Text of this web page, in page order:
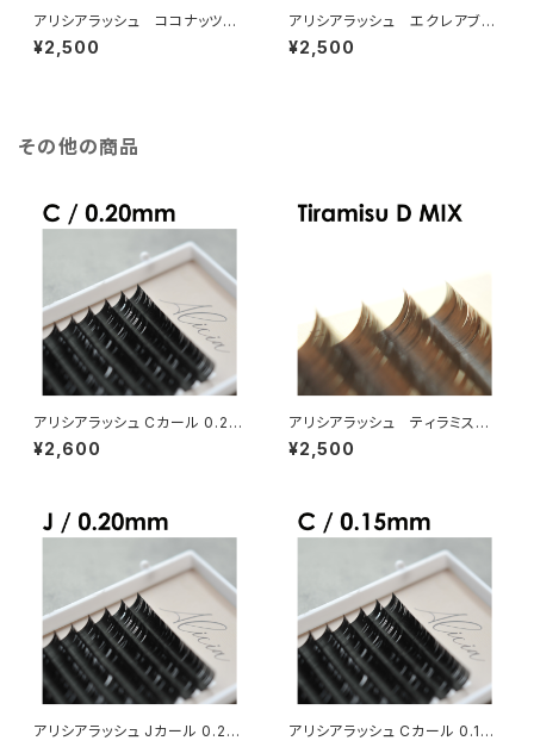
アリシアラッシュ ココナッツブ
ラウンDカールMIX
¥2,500
アリシアラッシュ エクレアブラ
ウンCカールMIX
¥2,500
その他の商品
アリシアラッシュ Cカール 0.20
mm
¥2,600
アリシアラッシュ ティラミスブ
ラウンDカールMIX
¥2,500
アリシアラッシュ Jカール 0.20
アリシアラッシュ Cカール 0.15